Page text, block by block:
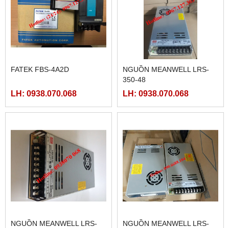
FATEK FBS-4A2D
LH: 0938.070.068
NGUỒN MEANWELL LRS-
350-48
LH: 0938.070.068
NGUỒN MEANWELL LRS-
NGUỒN MEANWELL LRS-